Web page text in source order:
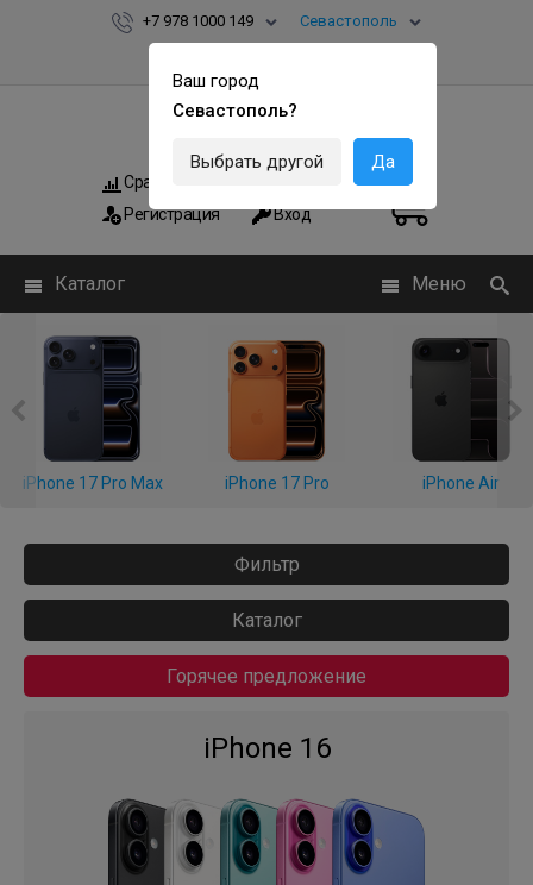
Ваш город
Севастополь?
Выбрать другой Да
+7 978 1000 149 Севастополь
Сравнить
Регистрация
Мои заказы
Вход
0
Каталог Меню
iPhone 17 Pro Max iPhone 17 Pro iPhone Air
Фильтр
Каталог
Горячее предложение
iPhone 16